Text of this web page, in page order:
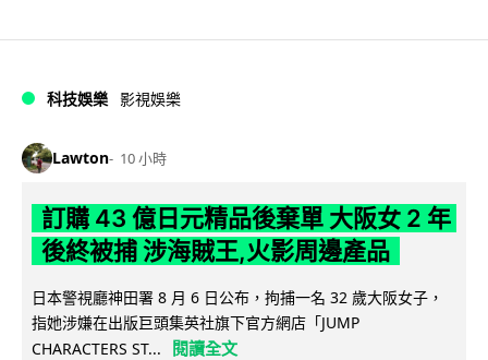
科技娛樂 影視娛樂
Lawton 10 小時
訂購 43 億日元精品後棄單 大阪女 2 年
後終被捕 涉海賊王,火影周邊產品
日本警視廳神田署 8 月 6 日公布，拘捕一名 32 歲大阪女子，
指她涉嫌在出版巨頭集英社旗下官方網店「JUMP
CHARACTERS ST...
閱讀全文